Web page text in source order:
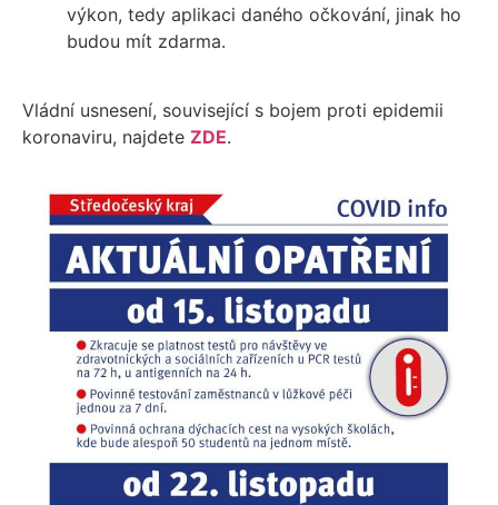
výkon, tedy aplikaci daného očkování, jinak ho
budou mít zdarma.
Vládní usnesení, související s bojem proti epidemii
koronaviru, najdete ZDE.